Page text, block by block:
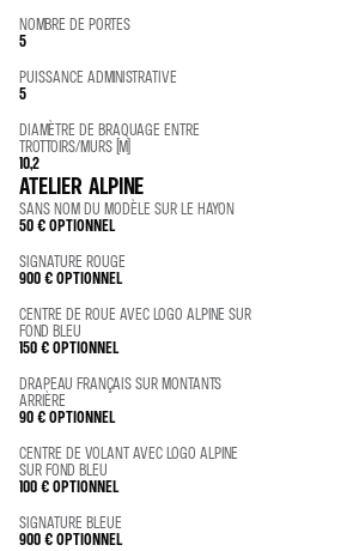
NOMBRE DE PORTES
5
PUISSANCE ADMINISTRATIVE
5
DIAMÈTRE DE BRAQUAGE ENTRE
TROTTOIRS/MURS (M)
10,2
ATELIER ALPINE
SANS NOM DU MODÈLE SUR LE HAYON
50 €OPTIONNEL
SIGNATURE ROUGE
900 €OPTIONNEL
CENTRE DE ROUE AVEC LOGO ALPINE SUR
FOND BLEU
150 €OPTIONNEL
DRAPEAU FRANÇAIS SUR MONTANTS
ARRIÈRE
90 €OPTIONNEL
CENTRE DE VOLANT AVEC LOGO ALPINE
SUR FOND BLEU
100 €OPTIONNEL
SIGNATURE BLEUE
900 €OPTIONNEL